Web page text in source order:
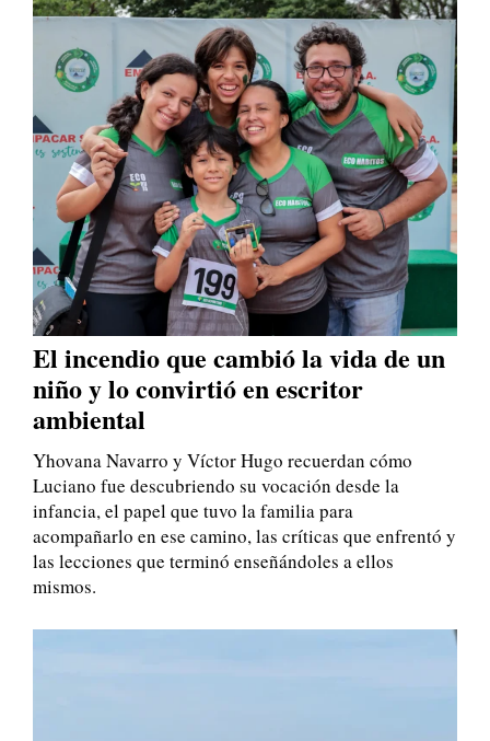
El incendio que cambió la vida de un
niño y lo convirtió en escritor
ambiental
Yhovana Navarro y Víctor Hugo recuerdan cómo
Luciano fue descubriendo su vocación desde la
infancia, el papel que tuvo la familia para
acompañarlo en ese camino, las críticas que enfrentó y
las lecciones que terminó enseñándoles a ellos
mismos.